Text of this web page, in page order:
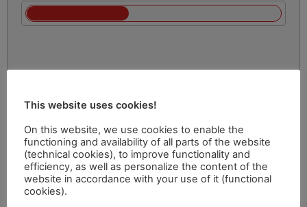
This website uses cookies!
On this website, we use cookies to enable the
functioning and availability of all parts of the website
(technical cookies), to improve functionality and
efficiency, as well as personalize the content of the
website in accordance with your use of it (functional
cookies).